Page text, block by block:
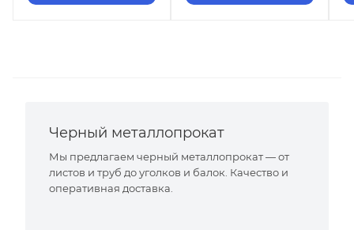
Черный металлопрокат
Мы предлагаем черный металлопрокат — от
листов и труб до уголков и балок. Качество и
оперативная доставка.